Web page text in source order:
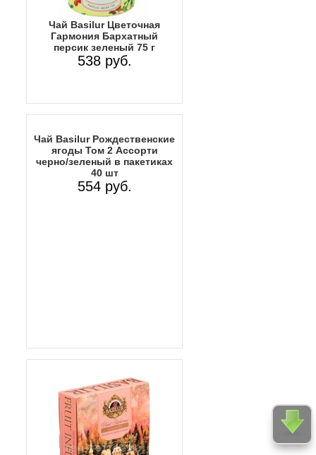
Чай Basilur Цветочная
Гармония Бархатный
персик зеленый 75 г
538 руб.
Чай Basilur Рождественские
ягоды Том 2 Ассорти
черно/зеленый в пакетиках
40 шт
554 руб.